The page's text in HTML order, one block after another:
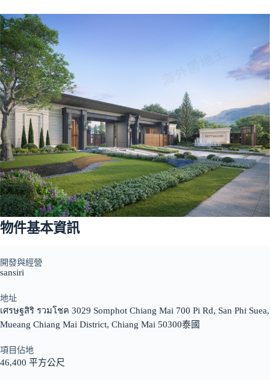
物件基本資訊
開發與經營
sansiri
地址
เศรษฐสิริ รวมโชค 3029 Somphot Chiang Mai 700 Pi Rd, San Phi Suea,
Mueang Chiang Mai District, Chiang Mai 50300泰國
項目佔地
46,400 平方公尺